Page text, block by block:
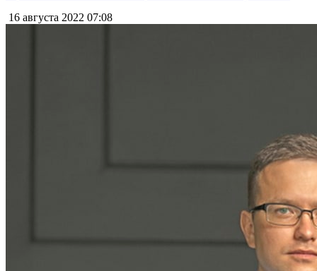
16 августа 2022 07:08